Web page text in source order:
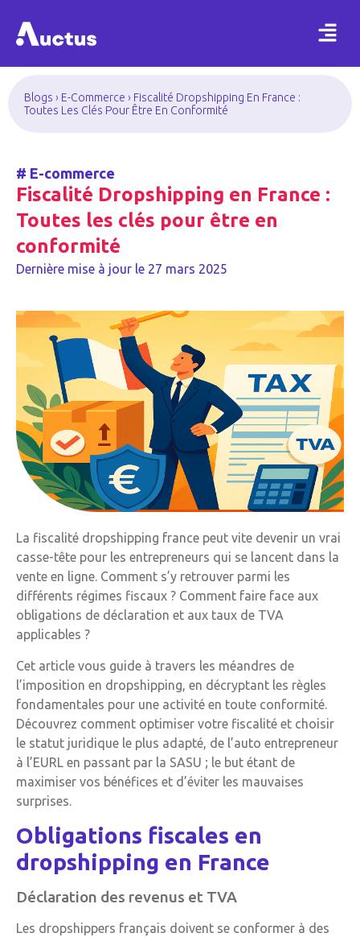
Blogs › E-Commerce › Fiscalité Dropshipping En France :
Toutes Les Clés Pour Être En Conformité
# E-commerce
Fiscalité Dropshipping en France :
Toutes les clés pour être en
conformité
Dernière mise à jour le 27 mars 2025
La fiscalité dropshipping france peut vite devenir un vrai
casse-tête pour les entrepreneurs qui se lancent dans la
vente en ligne. Comment s’y retrouver parmi les
différents régimes fiscaux ? Comment faire face aux
obligations de déclaration et aux taux de TVA
applicables ?
Cet article vous guide à travers les méandres de
l’imposition en dropshipping, en décryptant les règles
fondamentales pour une activité en toute conformité.
Découvrez comment optimiser votre fiscalité et choisir
le statut juridique le plus adapté, de l’auto entrepreneur
à l’EURL en passant par la SASU ; le but étant de
maximiser vos bénéfices et d’éviter les mauvaises
surprises.
Obligations fiscales en
dropshipping en France
Déclaration des revenus et TVA
Les dropshippers français doivent se conformer à des